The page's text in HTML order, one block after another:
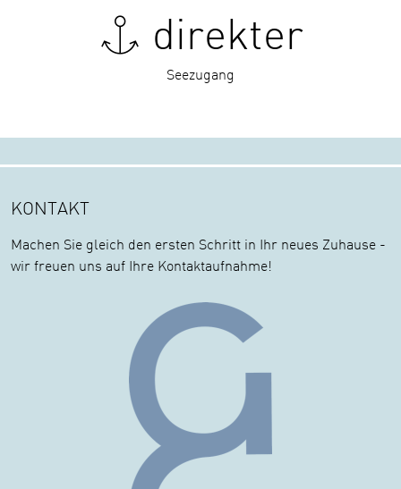
direkter
Seezugang
KONTAKT
Machen Sie gleich den ersten Schritt in Ihr neues Zuhause -
wir freuen uns auf Ihre Kontaktaufnahme!